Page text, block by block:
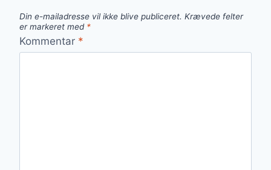
Din e-mailadresse vil ikke blive publiceret. Krævede felter
er markeret med *
Kommentar *